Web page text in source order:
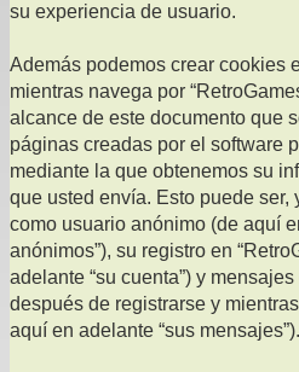
su experiencia de usuario.
Además podemos crear cookies
mientras navega por
alcance de este documento que
páginas creadas por el software
mediante la que obtenemos su
que usted envía. Esto puede ser,
como usuario anónimo (de aquí
anónimos”), su registro en
adelante “su cuenta”) y
después de registrarse y
aquí en adelante “sus mensajes”).